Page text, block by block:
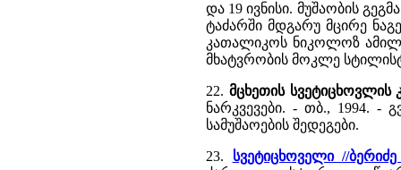
და 19 ივნისი. მუშაობის
ტაძარში მდგარუ მცირე
კათალიკოს ნიკოლოზ
მხატვრობის მოკლე
22. მცხეთის სვეტიცხოვლის
ნარკვევები. - თბ., 1994. -
სამუშაოების შედეგები.
23. სვეტიცხოველი //